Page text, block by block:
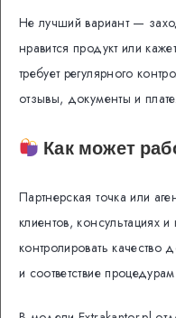
Не лучший вариант —
нравится продукт или
требует регулярного
отзывы, документы и
Как может
Партнерская точка или
клиентов, консультациях
контролировать качество
и соответствие